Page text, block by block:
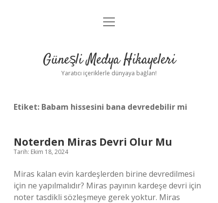
Anasayfa
Yasal Uyarı
menüyü
Güneşli Medya Hikayeleri
Yaratıcı içeriklerle dünyaya bağlan!
Etiket: Babam hissesini bana devredebilir mi
Noterden Miras Devri Olur Mu
Tarih: Ekim 18, 2024
Miras kalan evin kardeşlerden birine devredilmesi
için ne yapılmalıdır? Miras payının kardeşe devri için
noter tasdikli sözleşmeye gerek yoktur. Miras